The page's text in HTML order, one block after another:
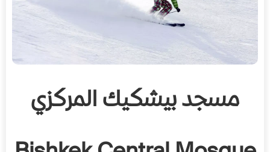
مسجد بيشكيك المركزي